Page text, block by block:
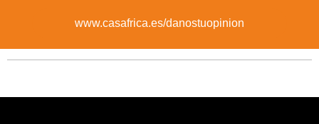
www.casafrica.es/danostuopinion